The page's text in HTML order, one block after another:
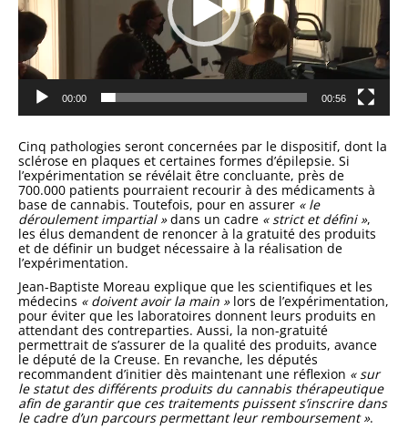
00:00 00:56
Cinq pathologies seront concernées par le dispositif, dont la
sclérose en plaques et certaines formes d’épilepsie. Si
l’expérimentation se révélait être concluante, près de
700.000 patients pourraient recourir à des médicaments à
base de cannabis. Toutefois, pour en assurer « le
déroulement impartial »dans un cadre « strict et défini »,
les élus demandent de renoncer à la gratuité des produits
et de définir un budget nécessaire à la réalisation de
l’expérimentation.
Jean-Baptiste Moreau explique que les scientifiques et les
médecins « doivent avoir la main »lors de l’expérimentation,
pour éviter que les laboratoires donnent leurs produits en
attendant des contreparties. Aussi, la non-gratuité
permettrait de s’assurer de la qualité des produits, avance
le député de la Creuse. En revanche, les députés
recommandent d’initier dès maintenant une réflexion « sur
le statut des différents produits du cannabis thérapeutique
afin de garantir que ces traitements puissent s’inscrire dans
le cadre d’un parcours permettant leur remboursement ».